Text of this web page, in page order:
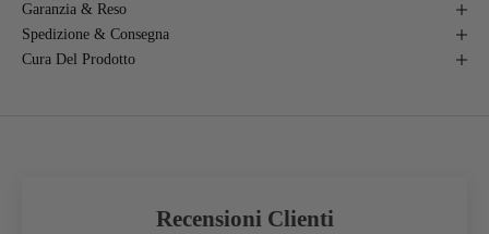
Garanzia & Reso
Spedizione & Consegna
Cura Del Prodotto
Recensioni Clienti